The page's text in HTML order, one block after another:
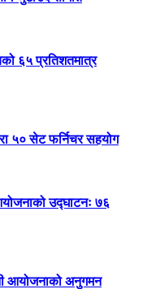
६५ प्रतिशतमात्र
५० सेट फर्निचर सहयोग
उद्घाटनः ७६
आयोजनाको अनुगमन